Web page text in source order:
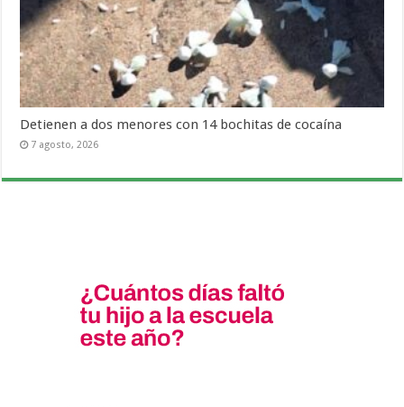
Detienen a dos menores con 14 bochitas de cocaína
7 agosto, 2026